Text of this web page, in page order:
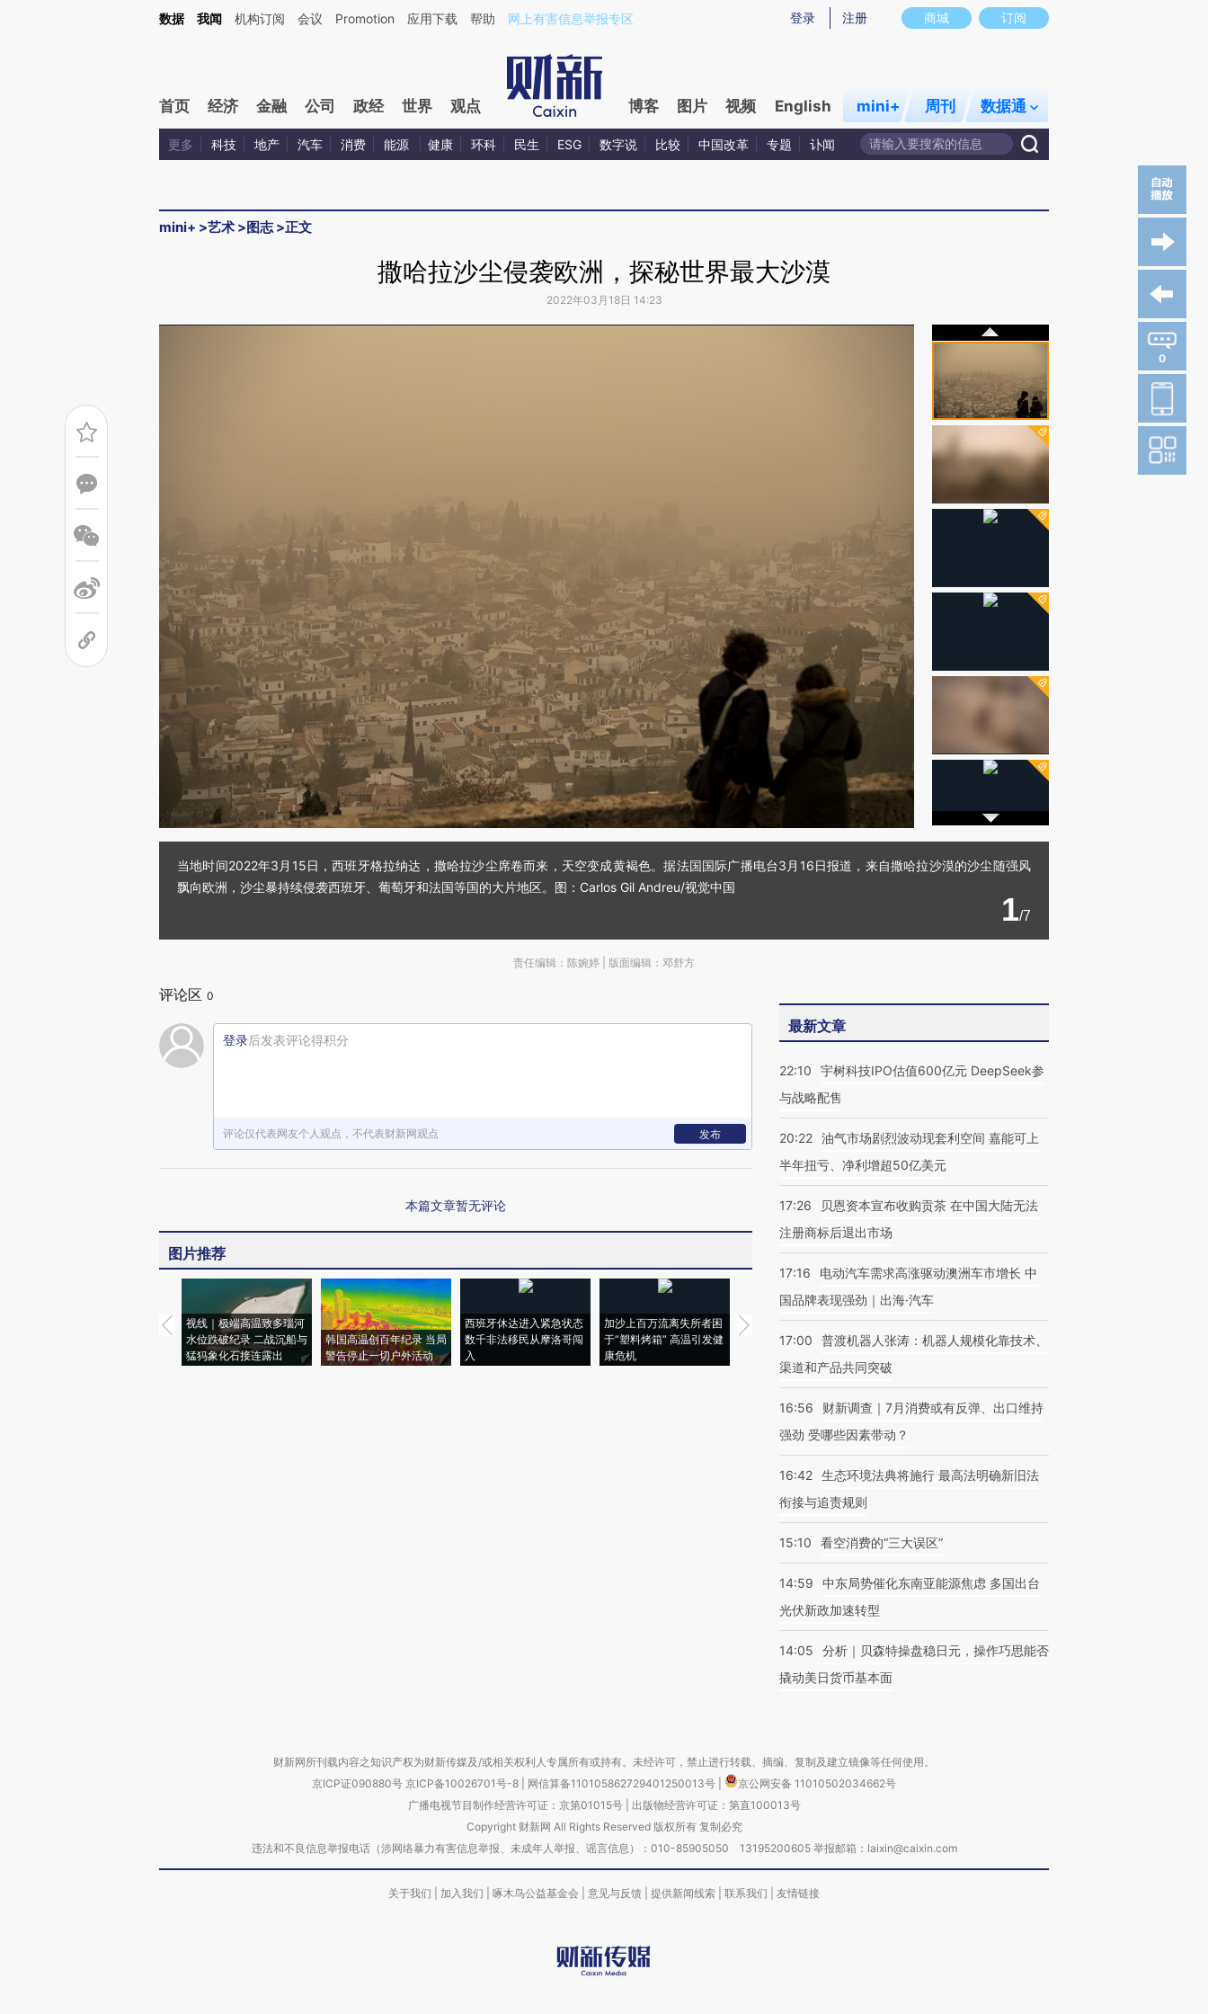
商城 订阅
登录 注册
数据 我闻 机构订阅 会议 Promotion 应用下载 帮助 网上有害信息举报专区
首页 经济 金融 公司 政经 世界 观点 博客 图片 视频 English mini+ 周刊 数据通
更多 科技 地产 汽车 消费 能源 健康 环科 民生 ESG 数字说 比较 中国改革 专题 讣闻
mini+ >艺术 >图志>正文
撒哈拉沙尘侵袭欧洲，探秘世界最大沙漠
2022年03月18日 14:23
0
当地时间2022年3月15日，西班牙格拉纳达，撒哈拉沙尘席卷而来，天空变成黄褐色。据法国国际广播电台3月16日报道，来自撒哈拉沙漠的沙尘随强风
飘向欧洲，沙尘暴持续侵袭西班牙、葡萄牙和法国等国的大片地区。图：Carlos Gil Andreu/视觉中国
1/7
责任编辑：陈婉婷 | 版面编辑：邓舒方
评论区 0
登录后发表评论得积分
评论仅代表网友个人观点，不代表财新网观点 发布
本篇文章暂无评论
图片推荐
视线｜极端高温致多瑙河
水位跌破纪录 二战沉船与
猛犸象化石接连露出
韩国高温创百年纪录 当局
警告停止一切户外活动
西班牙休达进入紧急状态
数千非法移民从摩洛哥闯
入
加沙上百万流离失所者困
于“塑料烤箱” 高温引发健
康危机
视线｜HYROX的吸金
术：是什么让中产们甘
马航飞行员跨国走私7万
粒摇头丸 尿检体内含3种
视线｜被称为“蟑螂”的印
度Z世代 用街头抗争将教
最新文章
22:10
宇树科技IPO估值600亿元 DeepSeek参
与战略配售
20:22 油气市场剧烈波动现套利空间 嘉能可上
半年扭亏、净利增超50亿美元
17:26
贝恩资本宣布收购贡茶 在中国大陆无法
注册商标后退出市场
17:16
电动汽车需求高涨驱动澳洲车市增长 中
国品牌表现强劲｜出海·汽车
17:00
普渡机器人张涛：机器人规模化靠技术、
渠道和产品共同突破
16:56
财新调查｜7月消费或有反弹、出口维持
强劲 受哪些因素带动？
16:42 生态环境法典将施行 最高法明确新旧法
衔接与追责规则
15:10 看空消费的“三大误区”
14:59
中东局势催化东南亚能源焦虑 多国出台
光伏新政加速转型
14:05
分析｜贝森特操盘稳日元，操作巧思能否
撬动美日货币基本面
财新网所刊载内容之知识产权为财新传媒及/或相关权利人专属所有或持有。未经许可，禁止进行转载、摘编、复制及建立镜像等任何使用。
京ICP证090880号 京ICP备10026701号-8 网信算备110105862729401250013号
京公网安备 11010502034662号
广播电视节目制作经营许可证：京第01015号| 出版物经营许可证：第直100013号
Copyright 财新网 All Rights Reserved 版权所有 复制必究
违法和不良信息举报电话（涉网络暴力有害信息举报、未成年人举报、谣言信息）：010-85905050 13195200605 举报邮箱：laixin@caixin.com
关于我们 加入我们 啄木鸟公益基金会 意见与反馈 提供新闻线索 联系我们 友情链接